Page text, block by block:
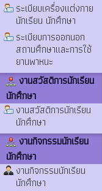
ระเบียบเครื่องแต่งกาย
นักเรียน นักศึกษา
ระเบียบการออกนอก
สถานศึกษาและการใช้
ยานพาหนะ
งานสวัสดิการนักเรียน
นักศึกษา
งานสวัสดิการนักเรียน
นักศึกษา
งานกิจกรรมนักเรียน
นักศึกษา
งานกิจกรรมนักเรียน
นักศึกษา